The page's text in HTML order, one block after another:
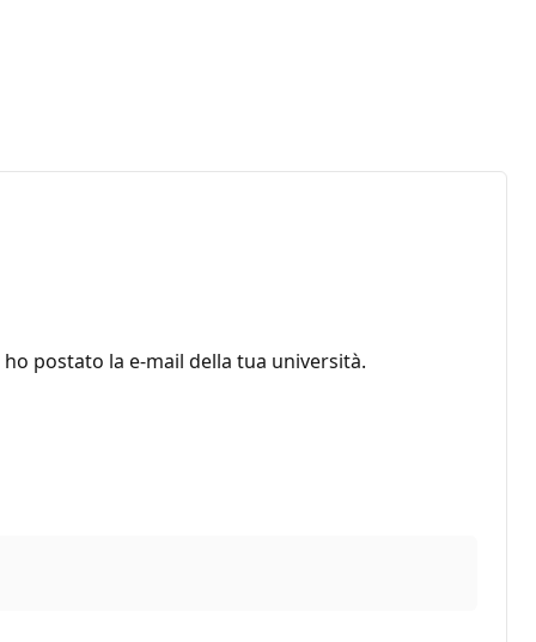
postato la e-mail della tua università.